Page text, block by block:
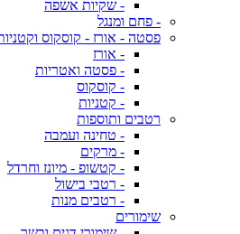
- שקיות אשפה
- פחם ומנגל
פסטה - אורז - קוסקוס
- אורז
- פסטה ואטריות
- קוסקוס
- קטניות
רטבים ותוספות
- טחינה ועמבה
- מרקים
- קטשופ - מיונז וחרדל
- רטבי בישול
- רטבים מנות
שימורים